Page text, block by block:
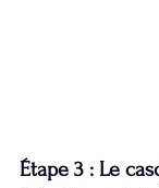
Étape 3 : Le